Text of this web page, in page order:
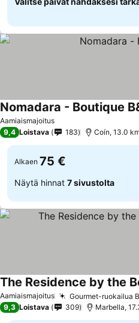
Aamiaismajoitus
Nomadara - Boutique
9,4 Loistava 183 Coín, 13.0
Alkaen 75 €
Näytä hinnat 7 sivustolta
Aamiaismajoitus Gourmet-ruokailua
The Residence by the
9,3 Loistava 309 Marbella,